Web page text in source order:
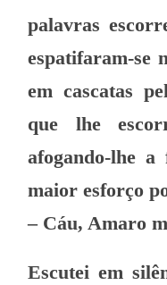
palavras
espatifaram-se
em cascatas
que lhe
afogando-lhe
maior esforço
– Cáu, Amaro
Escutei em